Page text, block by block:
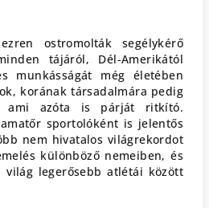
ostromolták segélykérő
tájáról, Dél-Amerikától
munkásságát még életében
korának társadalmára pedig
ami azóta is párját ritkító.
sportolóként is jelentős
nem hivatalos világrekordot
különböző nemeiben, és
világ legerősebb atlétái között